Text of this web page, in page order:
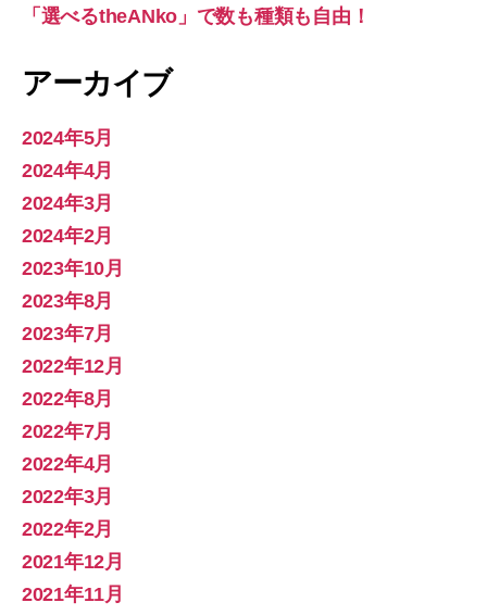
「選べるtheANko」で数も種類も自由！
アーカイブ
2024年5月
2024年4月
2024年3月
2024年2月
2023年10月
2023年8月
2023年7月
2022年12月
2022年8月
2022年7月
2022年4月
2022年3月
2022年2月
2021年12月
2021年11月